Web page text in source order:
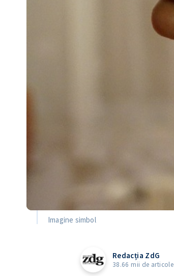
Imagine simbol
Redacția ZdG
38.66 mii de articole